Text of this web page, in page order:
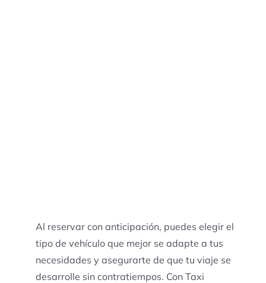
Al reservar con anticipación, puedes elegir el
tipo de vehículo que mejor se adapte a tus
necesidades y asegurarte de que tu viaje se
desarrolle sin contratiempos. Con Taxi